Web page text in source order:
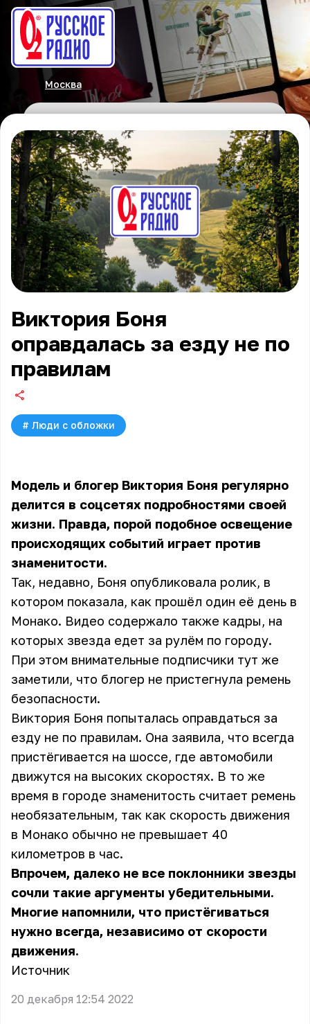
Москва
Виктория Боня
оправдалась за езду не по
правилам
# Люди с обложки
Модель и блогер Виктория Боня регулярно
делится в соцсетях подробностями своей
жизни. Правда, порой подобное освещение
происходящих событий играет против
знаменитости.
Так, недавно, Боня опубликовала ролик, в
котором показала, как прошёл один её день в
Монако. Видео содержало также кадры, на
которых звезда едет за рулём по городу.
При этом внимательные подписчики тут же
заметили, что блогер не пристегнула ремень
безопасности.
Виктория Боня попыталась оправдаться за
езду не по правилам. Она заявила, что всегда
пристёгивается на шоссе, где автомобили
движутся на высоких скоростях. В то же
время в городе знаменитость считает ремень
необязательным, так как скорость движения
в Монако обычно не превышает 40
километров в час.
Впрочем, далеко не все поклонники звезды
сочли такие аргументы убедительными.
Многие напомнили, что пристёгиваться
нужно всегда, независимо от скорости
движения.
Источник
20 декабря 12:54 2022